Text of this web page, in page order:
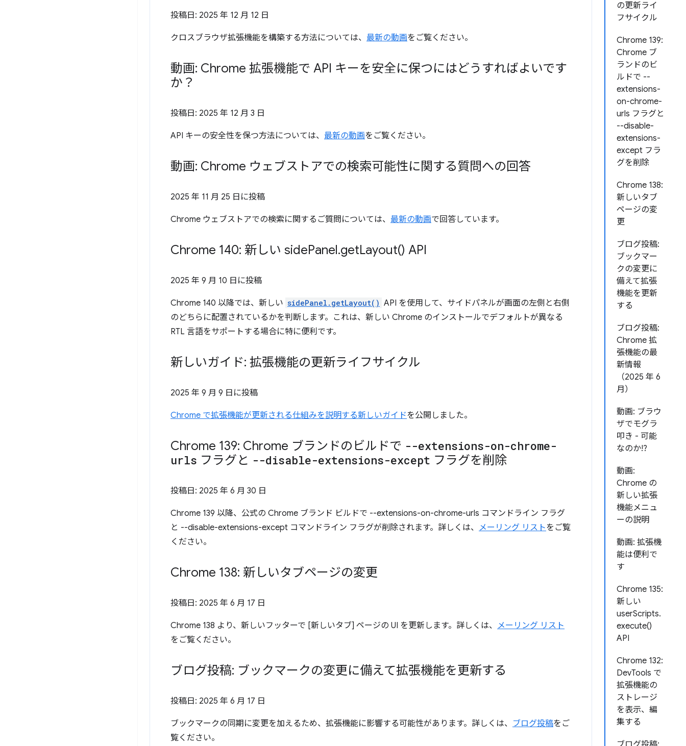
の更新ライ
フサイクル
Chrome 139:
Chrome ブ
ランドのビ
ルドで --
extensions-
on-chrome-
urls フラグと
--disable-
extensions-
except フラ
グを削除
Chrome 138:
新しいタブ
ページの変
更
ブログ投稿:
ブックマー
クの変更に
備えて拡張
機能を更新
する
ブログ投稿:
Chrome 拡
張機能の最
新情報
（2025 年 6
月）
動画: ブラウ
ザでモグラ
叩き - 可能
なのか!?
動画:
Chrome の
新しい拡張
機能メニュ
ーの説明
動画: 拡張機
能は便利で
す
Chrome 135:
新しい
userScripts.
execute()
API
Chrome 132:
DevTools で
拡張機能の
ストレージ
を表示、編
集する
投稿日: 2025 年 12 月 12 日
クロスブラウザ拡張機能を構築する方法については、 最新の動画をご覧ください。
動画: Chrome 拡張機能で API キーを安全に保つにはどうすればよいです
か？
投稿日: 2025 年 12 月 3 日
API キーの安全性を保つ方法については、 最新の動画をご覧ください。
動画: Chrome ウェブストアでの検索可能性に関する質問への回答
2025 年 11 月 25 日 に投稿
Chrome ウェブストアでの検索に関するご質問については、 最新の動画で回答しています。
Chrome 140: 新しい sidePanel.getLayout() API
2025 年 9 月 10 日 に投稿
Chrome 140 以降では、新しい sidePanel.getLayout() API を使用して、サイドパネルが画面の左側と右側
のどちらに配置されているかを判断します。これは、新しい Chrome のインストールでデフォルトが異なる
RTL 言語をサポートする場合に特に便利です。
新しいガイド: 拡張機能の更新ライフサイクル
2025 年 9 月 9 日 に投稿
Chrome で拡張機能が更新される仕組みを説明する新しいガイドを公開しました。
Chrome 139: Chrome ブランドのビルドで --extensions-on-chrome-
urls フラグと --disable-extensions-except フラグを削除
投稿日: 2025 年 6 月 30 日
Chrome 139 以降、公式の Chrome ブランド ビルドで --extensions-on-chrome-urls コマンドライン フラグ
と --disable-extensions-except コマンドライン フラグが削除されます。詳しくは、 メーリング リストをご覧
ください。
Chrome 138: 新しいタブページの変更
投稿日: 2025 年 6 月 17 日
Chrome 138 より、新しいフッターで [新しいタブ] ページの UI を更新します。詳しくは、 メーリング リスト
をご覧ください。
ブログ投稿: ブックマークの変更に備えて拡張機能を更新する
投稿日: 2025 年 6 月 17 日
ブックマークの同期に変更を加えるため、拡張機能に影響する可能性があります。詳しくは、 ブログ投稿をご
覧ください。